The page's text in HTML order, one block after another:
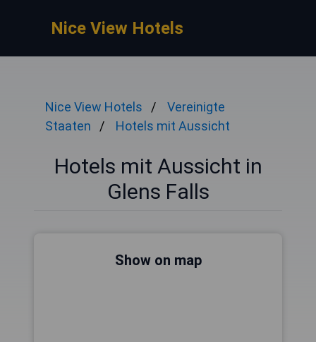
Nice View Hotels
Nice View Hotels
Vereinigte
Staaten
Hotels mit Aussicht
Hotels mit Aussicht in
Glens Falls
Show on map